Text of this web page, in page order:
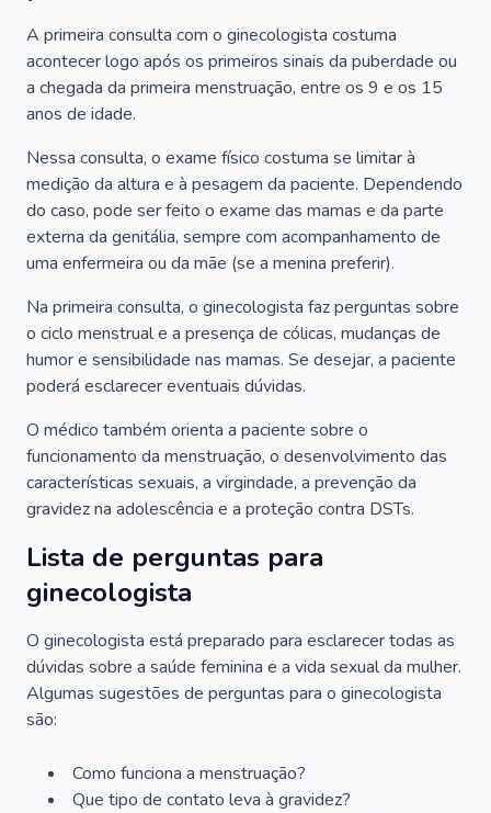
A primeira consulta com o ginecologista costuma
acontecer logo após os primeiros sinais da puberdade ou
a chegada da primeira menstruação, entre os 9 e os 15
anos de idade.
Nessa consulta, o exame físico costuma se limitar à
medição da altura e à pesagem da paciente. Dependendo
do caso, pode ser feito o exame das mamas e da parte
externa da genitália, sempre com acompanhamento de
uma enfermeira ou da mãe (se a menina preferir).
Na primeira consulta, o ginecologista faz perguntas sobre
o ciclo menstrual e a presença de cólicas, mudanças de
humor e sensibilidade nas mamas. Se desejar, a paciente
poderá esclarecer eventuais dúvidas.
O médico também orienta a paciente sobre o
funcionamento da menstruação, o desenvolvimento das
características sexuais, a virgindade, a prevenção da
gravidez na adolescência e a proteção contra DSTs.
Lista de perguntas para
ginecologista
O ginecologista está preparado para esclarecer todas as
dúvidas sobre a saúde feminina e a vida sexual da mulher.
Algumas sugestões de perguntas para o ginecologista
são:
Como funciona a menstruação?
Que tipo de contato leva à gravidez?